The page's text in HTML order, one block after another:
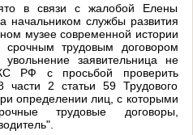
в связи с жалобой Елены
начальником службы развития
музее современной истории
срочным трудовым договором
заявительница не
РФ с просьбой проверить
части 2 статьи 59 Трудового
определении лиц, с которыми
трудовые договоры,